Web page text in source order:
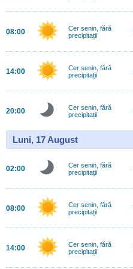
08:00
Cer senin, fără
precipitații
14:00
Cer senin, fără
precipitații
20:00
Cer senin, fără
precipitații
Luni, 17 August
02:00
Cer senin, fără
precipitații
08:00
Cer senin, fără
precipitații
14:00
Cer senin, fără
precipitații